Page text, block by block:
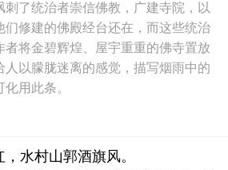
了统治者崇信佛教，广建寺院，以
们修建的佛殿经台还在，而这些统治
者将金碧辉煌、屋宇重重的佛寺置放
人以朦胧迷离的感觉，描写烟雨中的
用此条。
水村山郭酒旗风。